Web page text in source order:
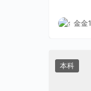
金金1
本科